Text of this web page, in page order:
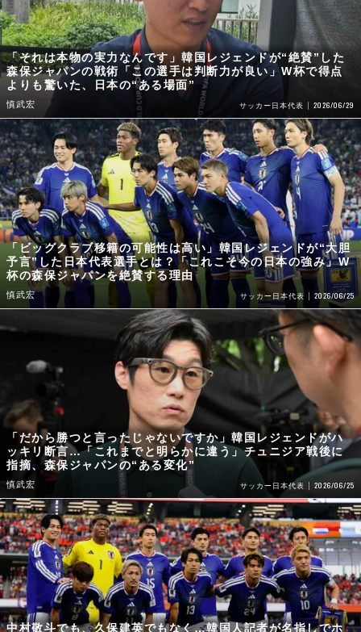
「それは本物の実力なんです」韓国レジェンドが“絶賛”した
森保ジャパンの戦術「この選手は判断力が良い」W杯で得点
よりも驚いた、日本の“ある場面”
慎武宏 サッカー日本代表 2026/06/29
「ビッグクラブ移籍の可能性は高い」韓国レジェンドが“大胆
予言”した日本代表選手とは？「これこそ今の日本の強み」W
杯の森保ジャパンを絶賛する理由
慎武宏 サッカー日本代表 2026/06/25
「だから勝つと言ったじゃないですか」韓国レジェンドがハ
ッキリ断言…「これまでと明らかに違う」チュニジア戦後に
指摘、森保ジャパンの“ある変化”
慎武宏 サッカー日本代表 2026/06/25
中村敬斗でも、久保建英でもなく…韓国人記者が名指しでホ